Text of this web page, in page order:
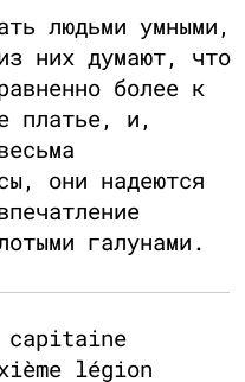
людьми умными,
них думают, что
более к
платье, и,
они надеются
галунами.
capitaine
légion